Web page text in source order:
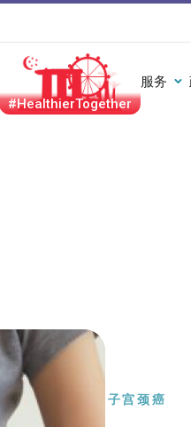
#HealthierTogether
服务
子宫颈癌